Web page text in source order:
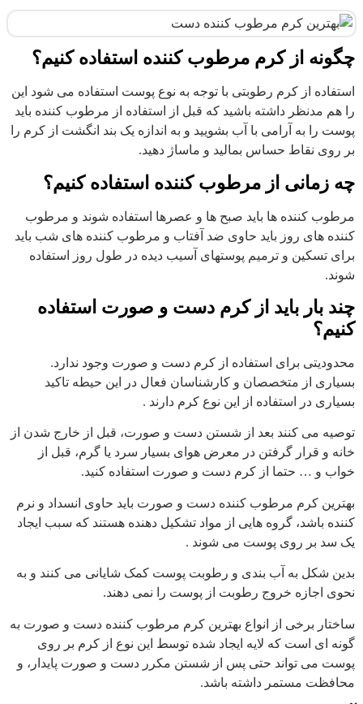
چگونه از کرم مرطوب کننده استفاده کنیم؟
استفاده از کرم رطوبتی با توجه به نوع پوست استفاده می شود این
را هم مدنظر داشته باشید که قبل از استفاده از مرطوب کننده باید
پوست را به آرامی با آب بشویید و به اندازه یک بند انگشت از کرم را
بر روی نقاط حساس بمالید و ماساژ دهید.
چه زمانی از مرطوب کننده استفاده کنیم؟
مرطوب کننده ها باید صبح ها و عصرها استفاده شوند و مرطوب
کننده های روز باید حاوی ضد آفتاب و مرطوب کننده های شب باید
برای تسکین و ترمیم پوستهای آسیب دیده در طول روز استفاده
شوند.
چند بار باید از کرم دست و صورت استفاده
کنیم؟
محدودیتی برای استفاده از کرم دست و صورت وجود ندارد.
بسیاری از متخصصان و کارشناسان فعال در این حیطه تاکید
بسیاری در استفاده از این نوع کرم دارند .
توصیه می کنند بعد از شستن دست و صورت، قبل از خارج شدن از
خانه و قرار گرفتن در معرض هوای بسیار سرد یا گرم، قبل از
خواب و … حتما از کرم دست و صورت استفاده کنید.
بهترین کرم مرطوب کننده دست و صورت باید حاوی انسداد و نرم
کننده باشد، گروه هایی از مواد تشکیل دهنده هستند که سبب ایجاد
یک سد بر روی پوست می شوند .
بدین شکل به آب بندی و رطوبت پوست کمک شایانی می کنند و به
نحوی اجازه خروج رطوبت از پوست را نمی دهند.
ساختار برخی از انواع بهترین کرم مرطوب کننده دست و صورت به
گونه ای است که لایه ایجاد شده توسط این نوع از کرم بر روی
پوست می تواند حتی پس از شستن مکرر دست و صورت پایدار، و
محافظت مستمر داشته باشد.